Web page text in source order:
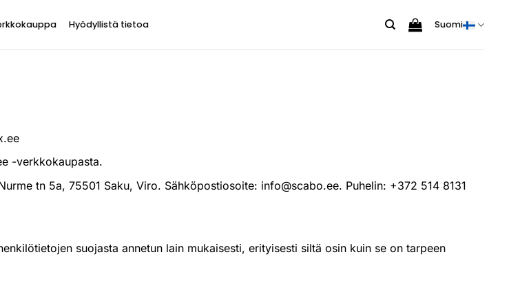
Hyödyllistä tietoa Suomi
-verkkokaupasta.
tn 5a, 75501 Saku, Viro. Sähköpostiosoite: info@scabo.ee. Puhelin: +372 514 8131
suojasta annetun lain mukaisesti, erityisesti siltä osin kuin se on tarpeen